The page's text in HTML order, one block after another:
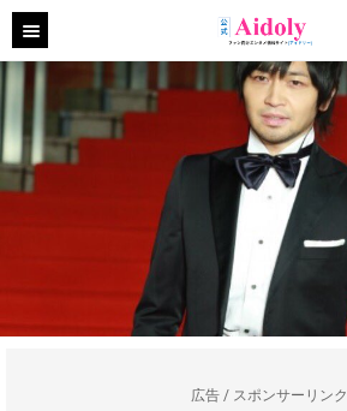
広告 / スポンサーリンク